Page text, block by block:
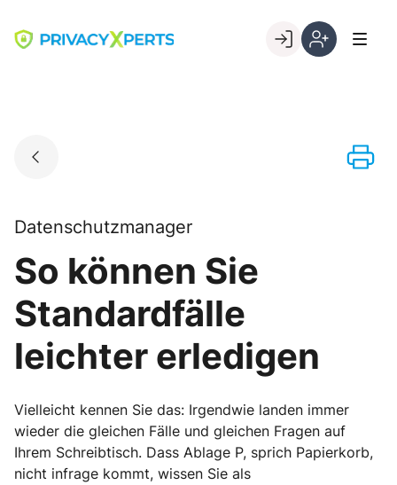
content
Go to landing page.
Datenschutzmanager
So können Sie
Standardfälle
leichter erledigen
Vielleicht kennen Sie das: Irgendwie landen immer
wieder die gleichen Fälle und gleichen Fragen auf
Ihrem Schreibtisch. Dass Ablage P, sprich Papierkorb,
nicht infrage kommt, wissen Sie als